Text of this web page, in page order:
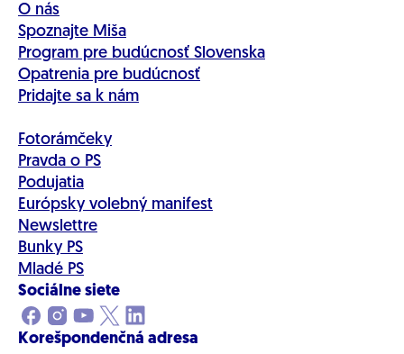
O nás
Spoznajte Miša
Program pre budúcnosť Slovenska
Opatrenia pre budúcnosť
Pridajte sa k nám
Fotorámčeky
Pravda o PS
Podujatia
Európsky volebný manifest
Newslettre
Bunky PS
Mladé PS
Sociálne siete
Korešpondenčná adresa